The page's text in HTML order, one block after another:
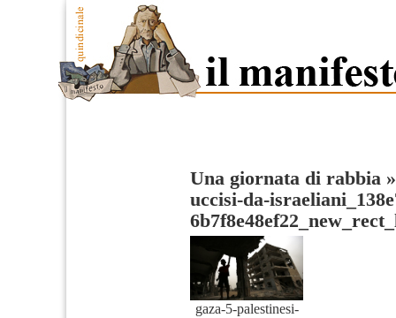
Una giornata di rabbia
uccisi-da-
gaza-5-palestinesi-